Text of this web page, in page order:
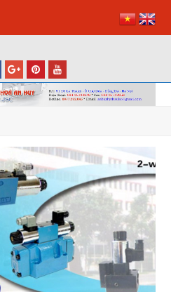
Facebook
Google
Plus
Pinterest